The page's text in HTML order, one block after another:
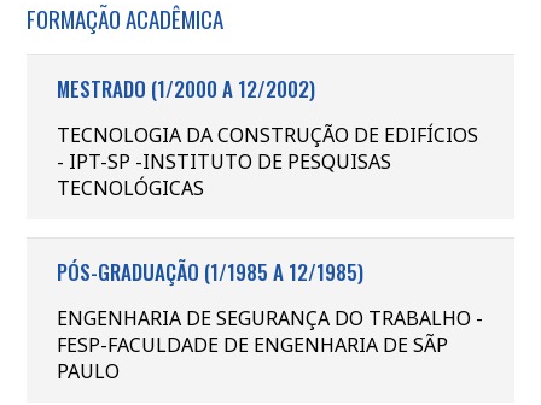
FORMAÇÃO ACADÊMICA
MESTRADO (1/2000 A 12/2002)
TECNOLOGIA DA CONSTRUÇÃO DE EDIFÍCIOS
- IPT-SP -INSTITUTO DE PESQUISAS
TECNOLÓGICAS
PÓS-GRADUAÇÃO (1/1985 A 12/1985)
ENGENHARIA DE SEGURANÇA DO TRABALHO -
FESP-FACULDADE DE ENGENHARIA DE SÃP
PAULO